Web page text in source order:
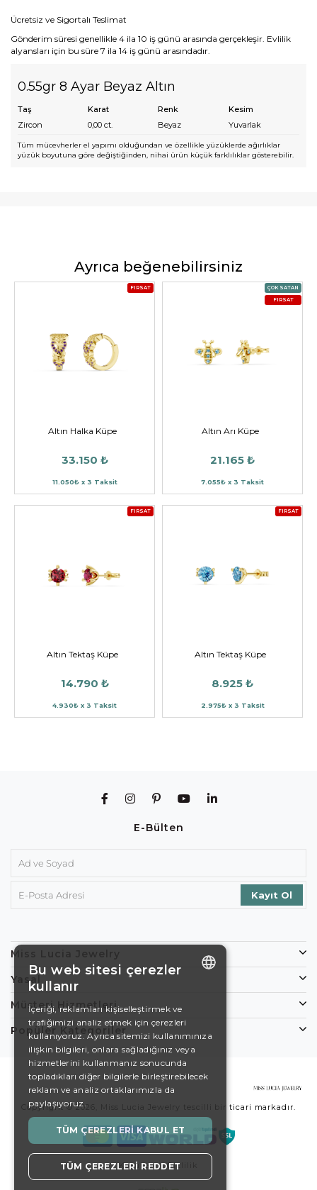
Ücretsiz ve Sigortalı Teslimat
Gönderim süresi genellikle 4 ila 10 iş günü arasında gerçekleşir. Evlilik
alyansları için bu süre 7 ila 14 iş günü arasındadır.
0.55gr 8 Ayar Beyaz Altın
Taş Karat Renk
Kesim
Zircon
0,00 ct. Beyaz Yuvarlak
Tüm mücevherler el yapımı olduğundan ve özellikle yüzüklerde ağırlıklar
yüzük boyutuna göre değiştiğinden, nihai ürün küçük farklılıklar gösterebilir.
Ayrıca beğenebilirsiniz
FIRSAT
Altın Halka Küpe
33.150 ₺
11.050₺ x 3 Taksit
ÇOK SATAN
FIRSAT
Altın Arı Küpe
21.165 ₺
7.055₺ x 3 Taksit
FIRSAT
Altın Tektaş Küpe
14.790 ₺
4.930₺ x 3 Taksit
FIRSAT
Altın Tektaş Küpe
8.925 ₺
2.975₺ x 3 Taksit
E-Bülten
Miss Lucia Jewelry
Yasal
Müşteri Hizmetleri
Popüler Kategoriler
Copyright © 2026, Miss Lucia Jewelry tescilli bir ticari markadır.
Koşullar Gizlilik
DE
EN
SWEDISH
TURKISH
Bu web sitesi çerezler
kullanır
İçeriği, reklamları kişiselleştirmek ve
trafiğimizi analiz etmek için çerezleri
kullanıyoruz. Ayrıca sitemizi kullanımınıza
ilişkin bilgileri, onlara sağladığınız veya
hizmetlerini kullanmanız sonucunda
topladıkları diğer bilgilerle birleştirebilecek
reklam ve analiz ortaklarımızla da
paylaşıyoruz.
TÜM ÇEREZLERI KABUL ET
TÜM ÇEREZLERI REDDET